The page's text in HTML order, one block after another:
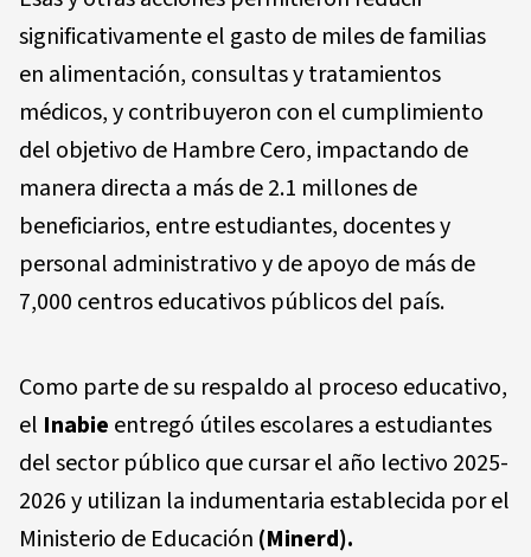
significativamente el gasto de miles de familias
en alimentación, consultas y tratamientos
médicos, y contribuyeron con el cumplimiento
del objetivo de Hambre Cero, impactando de
manera directa a más de 2.1 millones de
beneficiarios, entre estudiantes, docentes y
personal administrativo y de apoyo de más de
7,000 centros educativos públicos del país.
Como parte de su respaldo al proceso educativo,
el Inabie entregó útiles escolares a estudiantes
del sector público que cursar el año lectivo 2025-
2026 y utilizan la indumentaria establecida por el
Ministerio de Educación (Minerd).